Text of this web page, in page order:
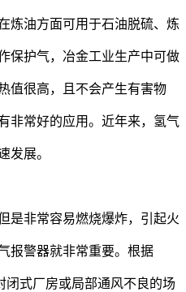
炼油方面可用于石油脱硫、炼
保护气，冶金工业生产中可做
值很高，且不会产生有害物
非常好的应用。近年来，氢气
发展。
是非常容易燃烧爆炸，引起火
报警器就非常重要。根据
式厂房或局部通风不良的场